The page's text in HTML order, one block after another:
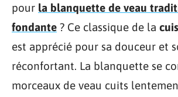
pour la blanquette de veau
fondante ? Ce classique de la
est apprécié pour sa douceur et
réconfortant. La blanquette se
morceaux de veau cuits